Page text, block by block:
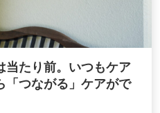
当たり前。いつもケア
「つながる」ケアがで